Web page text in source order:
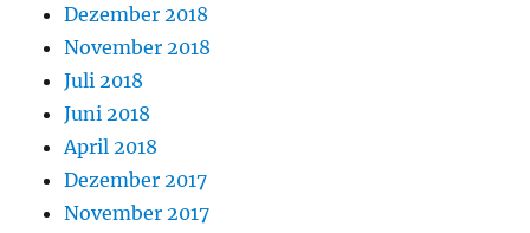
Dezember 2018
November 2018
Juli 2018
Juni 2018
April 2018
Dezember 2017
November 2017